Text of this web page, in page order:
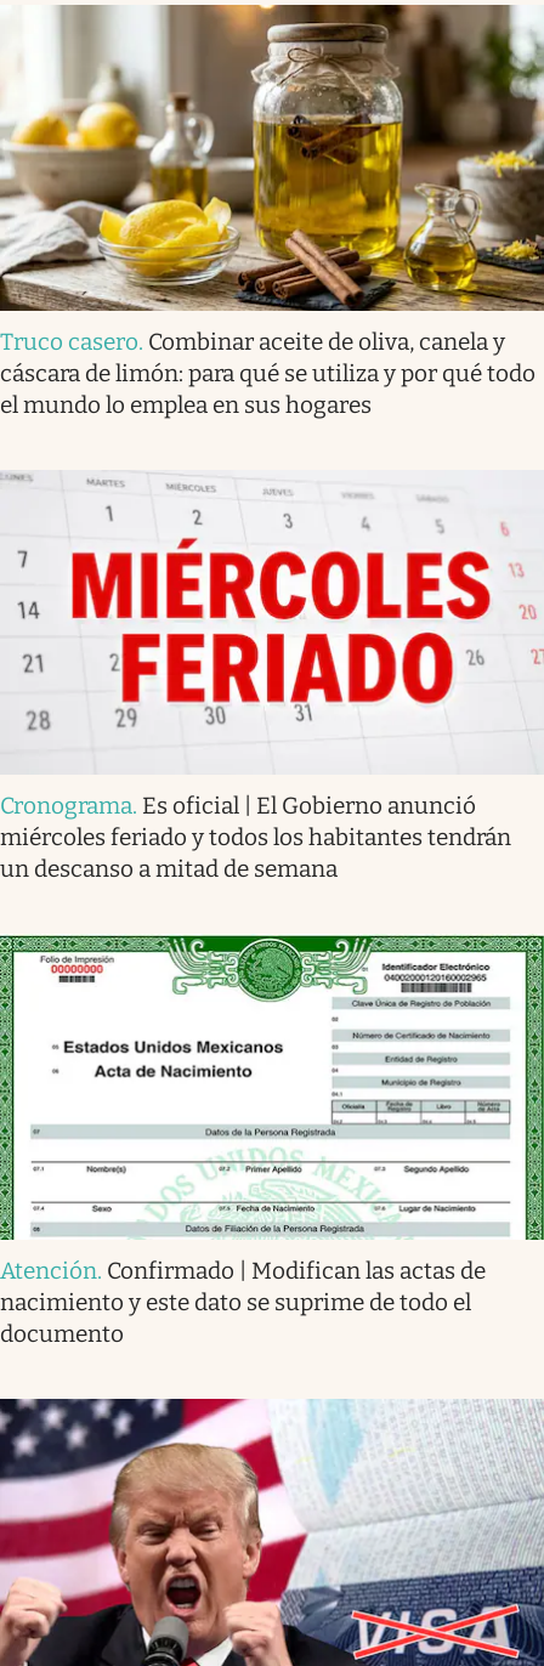
Truco casero. Combinar aceite de oliva, canela y
cáscara de limón: para qué se utiliza y por qué todo
el mundo lo emplea en sus hogares
Cronograma. Es oficial | El Gobierno anunció
miércoles feriado y todos los habitantes tendrán
un descanso a mitad de semana
Atención. Confirmado | Modifican las actas de
nacimiento y este dato se suprime de todo el
documento